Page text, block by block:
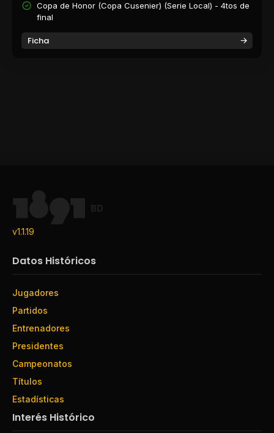
Copa de Honor (Copa Cusenier) (Serie Local) - 4tos de
final
Ficha
BD
v1.1.19
Datos Históricos
Jugadores
Partidos
Entrenadores
Presidentes
Campeonatos
Títulos
Estadísticas
Interés Histórico